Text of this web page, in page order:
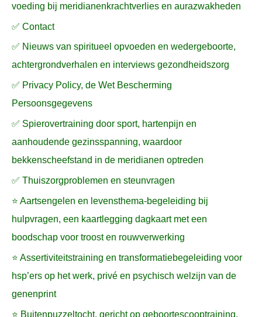
voeding bij meridianenkrachtverlies en aurazwakheden
✅ Contact
✅ Nieuws van spiritueel opvoeden en wedergeboorte,
achtergrondverhalen en interviews gezondheidszorg
✅ Privacy Policy, de Wet Bescherming
Persoonsgegevens
✅ Spierovertraining door sport, hartenpijn en
aanhoudende gezinsspanning, waardoor
bekkenscheefstand in de meridianen optreden
✅ Thuiszorgproblemen en steunvragen
⭐ Aartsengelen en levensthema-begeleiding bij
hulpvragen, een kaartlegging dagkaart met een
boodschap voor troost en rouwverwerking
⭐ Assertiviteitstraining en transformatiebegeleiding voor
hsp’ers op het werk, privé en psychisch welzijn van de
genenprint
⭐ Buitenpuzzeltocht, gericht op geboortescooptraining,